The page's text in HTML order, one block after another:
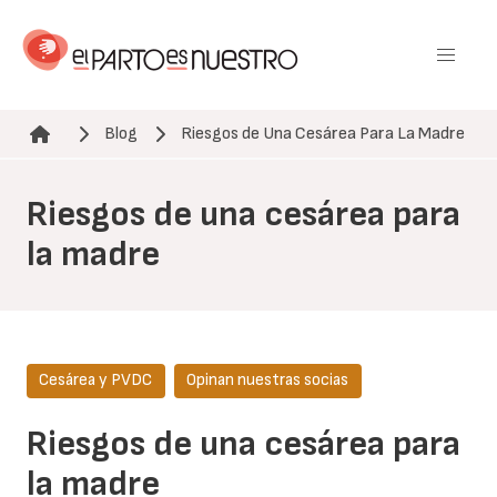
contenido
Ruta de navegación
Blog Riesgos de Una Cesárea Para La Madre
Riesgos de una cesárea para
la madre
Riesgos de una cesárea para
la madre
Cesárea y PVDC Opinan nuestras socias